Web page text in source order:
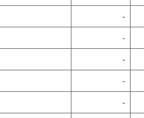
-
-
-
-
-